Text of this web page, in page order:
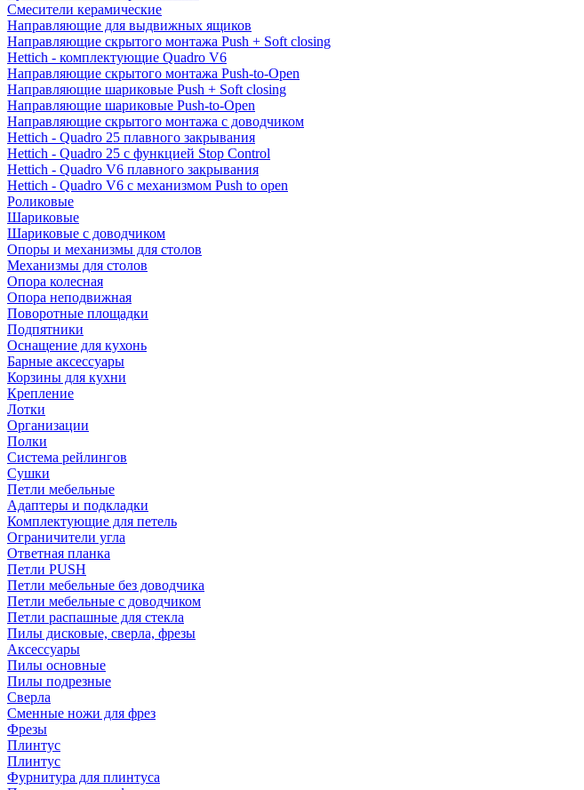
Смесители керамические
Направляющие для выдвижных ящиков
Направляющие скрытого монтажа Push + Soft closing
Hettich - комплектующие Quadro V6
Направляющие скрытого монтажа Push-to-Open
Направляющие шариковые Push + Soft closing
Направляющие шариковые Push-to-Open
Направляющие скрытого монтажа с доводчиком
Hettich - Quadro 25 плавного закрывания
Hettich - Quadro 25 с функцией Stop Control
Hettich - Quadro V6 плавного закрывания
Hettich - Quadro V6 с механизмом Push to open
Роликовые
Шариковые
Шариковые с доводчиком
Опоры и механизмы для столов
Механизмы для столов
Опора колесная
Опора неподвижная
Поворотные площадки
Подпятники
Оснащение для кухонь
Барные аксессуары
Корзины для кухни
Крепление
Лотки
Организации
Полки
Система рейлингов
Сушки
Петли мебельные
Адаптеры и подкладки
Комплектующие для петель
Ограничители угла
Ответная планка
Петли PUSH
Петли мебельные без доводчика
Петли мебельные с доводчиком
Петли распашные для стекла
Пилы дисковые, сверла, фрезы
Аксессуары
Пилы основные
Пилы подрезные
Сверла
Сменные ножи для фрез
Фрезы
Плинтус
Плинтус
Фурнитура для плинтуса